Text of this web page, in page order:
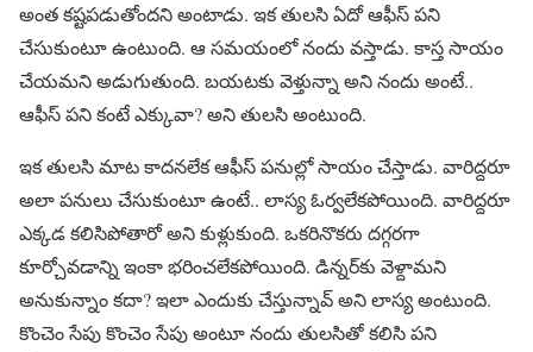
అంత కష్టపడుతోందని అంటాడు. ఇక తులసి ఏదో ఆఫీస్ పని
చేసుకుంటూ ఉంటుంది. ఆ సమయంలో నందు వస్తాడు. కాస్త సాయం
చేయమని అడుగుతుంది. బయటకు వెళ్తున్నా అని నందు అంటే..
ఆఫీస్ పని కంటే ఎక్కువా? అని తులసి అంటుంది.
ఇక తులసి మాట కాదనలేక ఆఫీస్ పనుల్లో సాయం చేస్తాడు. వారిద్దరూ
అలా పనులు చేసుకుంటూ ఉంటే.. లాస్య ఓర్వలేకపోయింది. వారిద్దరూ
ఎక్కడ కలిసిపోతారో అని కుళ్లుకుంది. ఒకరినొకరు దగ్గరగా
కూర్చోవడాన్ని ఇంకా భరించలేకపోయింది. డిన్నర్‌కు వెళ్దామని
అనుకున్నాం కదా? ఇలా ఎందుకు చేస్తున్నావ్ అని లాస్య అంటుంది.
కొంచెం సేపు కొంచెం సేపు అంటూ నందు తులసితో కలిసి పని